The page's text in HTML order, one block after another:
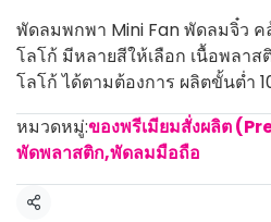
พัดลมพกพา Mini Fan พัดลมจิ๋ว
โลโก้ มีหลายสีให้เลือก เนื้อพลา
โลโก้ ได้ตามต้องการ ผลิตขั้นต่ำ
หมวดหมู่:ของพรีเมียมสั่งผลิต
พัดพลาสติก,พัดลมมือถือ
แชร์